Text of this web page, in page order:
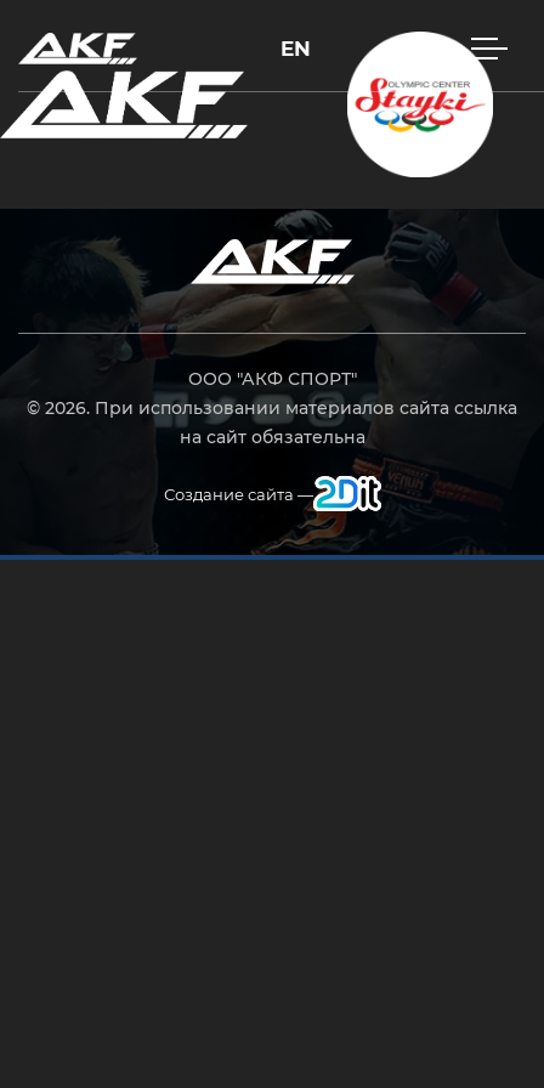
EN
ООО "АКФ СПОРТ"
© 2026. При использовании материалов сайта ссылка
на сайт обязательна
Создание сайта —
Нажмите Enter для поиска или Esc, чтобы закрыть